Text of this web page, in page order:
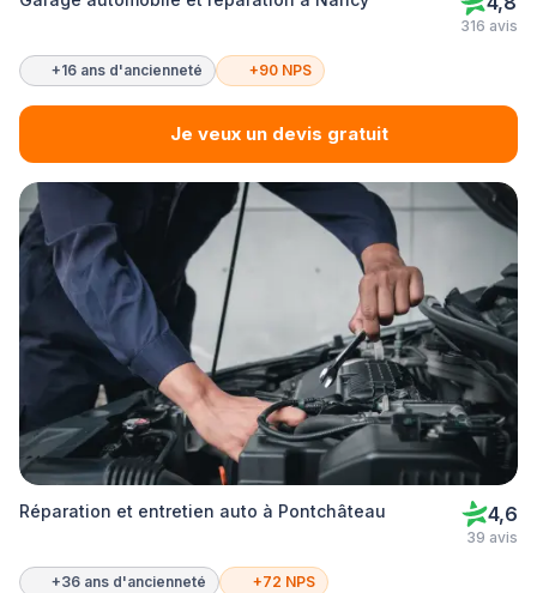
316 avis
+16 ans d'ancienneté +90 NPS
Je veux un devis gratuit
Réparation et entretien auto à Pontchâteau 4,6
39 avis
+36 ans d'ancienneté +72 NPS